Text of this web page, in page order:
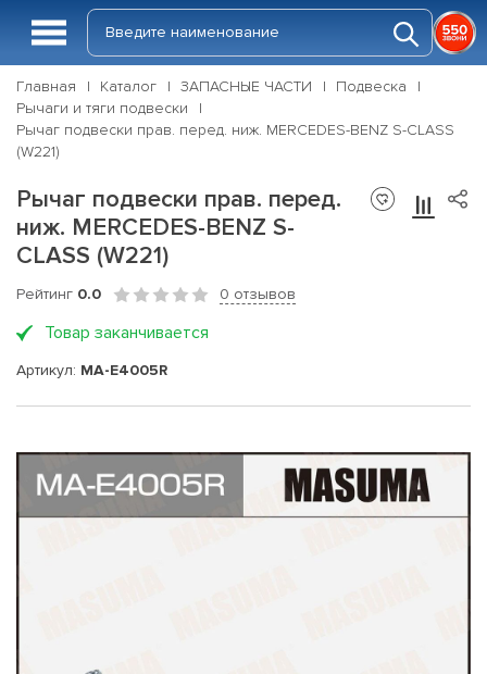
Главная Каталог ЗАПАСНЫЕ ЧАСТИ
Подвеска
Рычаги и тяги подвески
Рычаг подвески прав. перед. ниж. MERCEDES-BENZ S-CLASS
(W221)
Рычаг подвески прав. перед.
ниж. MERCEDES-BENZ S-
CLASS (W221)
Рейтинг 0.0 0 отзывов
Товар заканчивается
Артикул: MA-E4005R